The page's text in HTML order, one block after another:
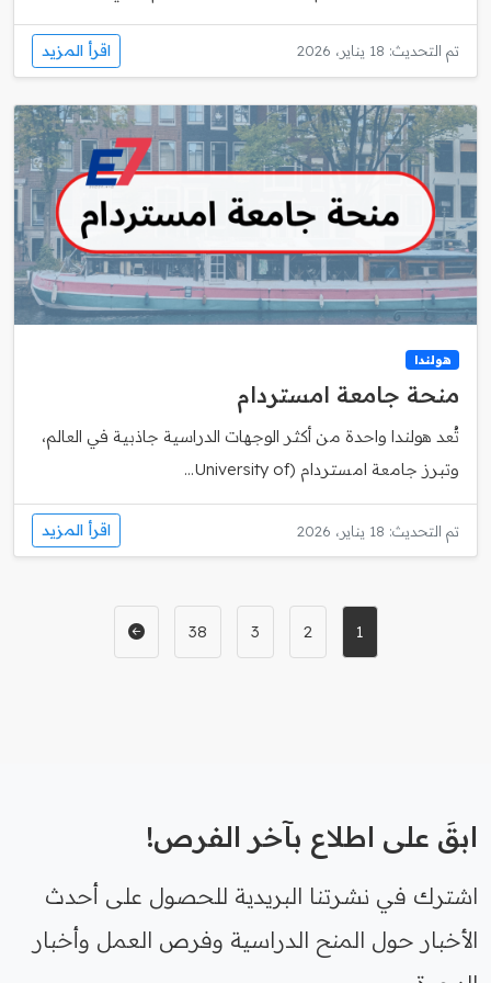
تم التحديث: 18 يناير، 2026 اقرأ المزيد
هولندا
منحة جامعة امستردام
تُعد هولندا واحدة من أكثر الوجهات الدراسية جاذبية في العالم،
وتبرز جامعة امستردام (University of...
تم التحديث: 18 يناير، 2026 اقرأ المزيد
1
2
3
38
ابقَ على اطلاع بآخر الفرص!
اشترك في نشرتنا البريدية للحصول على أحدث
الأخبار حول المنح الدراسية وفرص العمل وأخبار